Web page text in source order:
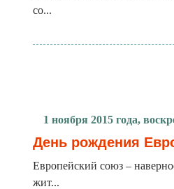
со...
1 ноября 2015 года,
День рождения
Европейский союз –
жит...